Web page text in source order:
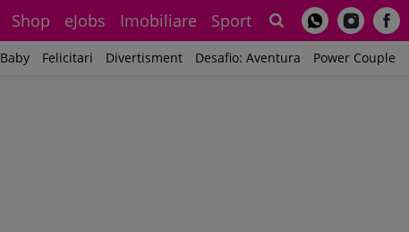
Shop eJobs Imobiliare Sport
Baby Felicitari Divertisment Desafio: Aventura Power Couple